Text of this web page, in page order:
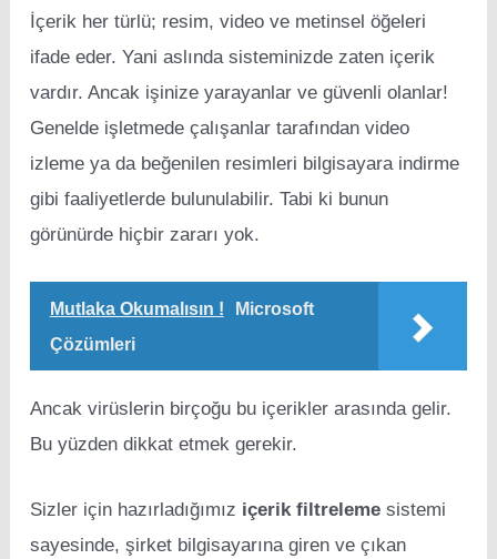
İçerik her türlü; resim, video ve metinsel öğeleri
ifade eder. Yani aslında sisteminizde zaten içerik
vardır. Ancak işinize yarayanlar ve güvenli olanlar!
Genelde işletmede çalışanlar tarafından video
izleme ya da beğenilen resimleri bilgisayara indirme
gibi faaliyetlerde bulunulabilir. Tabi ki bunun
görünürde hiçbir zararı yok.
Mutlaka Okumalısın !
Microsoft
Çözümleri
Ancak virüslerin birçoğu bu içerikler arasında gelir.
Bu yüzden dikkat etmek gerekir.
Sizler için hazırladığımız içerik filtrelemesistemi
sayesinde, şirket bilgisayarına giren ve çıkan